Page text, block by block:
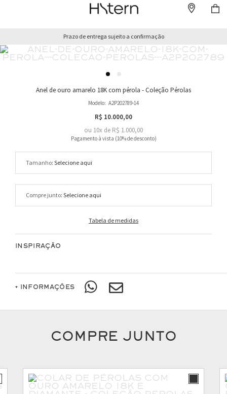
Prazo de entrega sujeito a confirmação
Anel de ouro amarelo 18K com pérola - Coleção Pérolas
Modelo: A2P202789-14
R$ 10.000,00
ou 10x de R$ 1.000,00
Tamanho
Compre junto
Tabela de medidas
INSPIRAÇÃO
+ INFORMAÇÕES
COMPRE JUNTO